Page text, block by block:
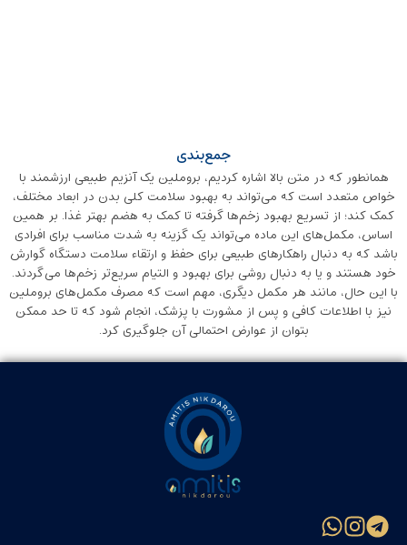
جمع‌بندی
همانطور که در متن بالا اشاره کردیم، بروملین یک آنزیم طبیعی ارزشمند با
خواص متعدد است که می‌تواند به بهبود سلامت کلی بدن در ابعاد مختلف،
کمک کند؛ از تسریع بهبود زخم‌ها گرفته تا کمک به هضم بهتر غذا. بر همین
اساس، مکمل‌های این ماده می‌تواند یک گزینه به شدت مناسب برای افرادی
باشد که به دنبال راهکار‌های طبیعی برای حفظ و ارتقاء سلامت دستگاه گوارش
خود هستند و یا به دنبال روشی برای بهبود و التیام سریع‌تر زخم‌ها می‌گردند.
با این حال، مانند هر مکمل دیگری، مهم است که مصرف مکمل‌های بروملین
نیز با اطلاعات کافی و پس از مشورت با پزشک، انجام شود که تا حد ممکن
بتوان از عوارض احتمالی آن جلوگیری کرد.